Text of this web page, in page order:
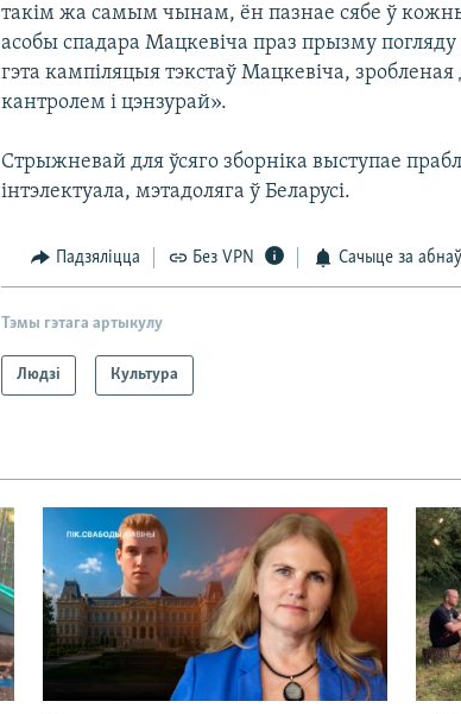
такім жа самым чынам, ён пазнае сябе ў
асобы спадара Мацкевіча праз прызму погляду
гэта кампіляцыя тэкстаў Мацкевіча,
кантролем і цэнзурай».
Стрыжневай для ўсяго зборніка выступае
інтэлектуала, мэтадоляга ў Беларусі.
Падзяліцца Без VPN Сачыце за
Тэмы гэтага артыкулу
Людзі Культура